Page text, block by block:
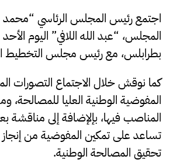
اجتمع رئيس المجلس الرئاسي
بطرابلس، مع رئيس مجلس التخطيط
كما نوقش خلال الاجتماع التصورات
المفوضية الوطنية العليا للمصالحة،
المناصب فيها، بإلإضافة إلى مناقشة
تساعد على تمكين المفوضية من
تحقيق المصالحة الوطنية.